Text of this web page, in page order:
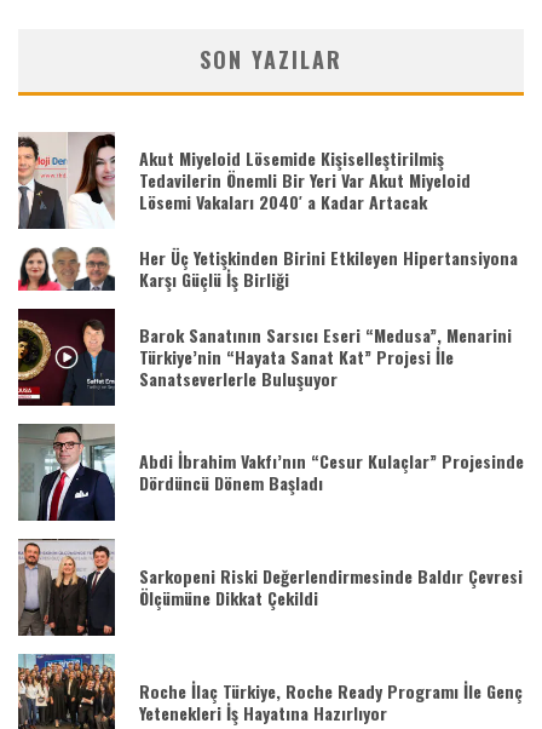
SON YAZILAR
Akut Miyeloid Lösemide Kişiselleştirilmiş
Tedavilerin Önemli Bir Yeri Var Akut Miyeloid
Lösemi Vakaları 2040′ a Kadar Artacak
Her Üç Yetişkinden Birini Etkileyen Hipertansiyona
Karşı Güçlü İş Birliği
Barok Sanatının Sarsıcı Eseri “Medusa”, Menarini
Türkiye’nin “Hayata Sanat Kat” Projesi İle
Sanatseverlerle Buluşuyor
Abdi İbrahim Vakfı’nın “Cesur Kulaçlar” Projesinde
Dördüncü Dönem Başladı
Sarkopeni Riski Değerlendirmesinde Baldır Çevresi
Ölçümüne Dikkat Çekildi
Roche İlaç Türkiye, Roche Ready Programı İle Genç
Yetenekleri İş Hayatına Hazırlıyor